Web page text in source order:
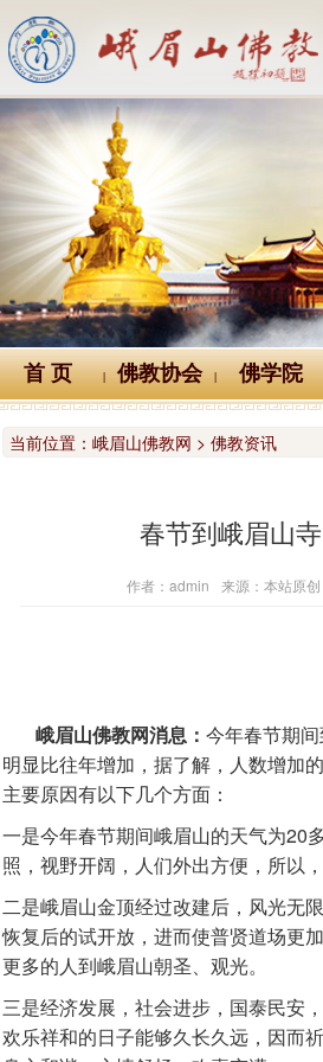
首 页 | 佛教协会 | 佛学院
当前位置： 峨眉山佛教网 > 佛教资讯
春节到峨眉山
作者：admin 来源：本站原创
峨眉山佛教网消息： 今年春节期
明显比往年增加，据了解，人数增加
主要原因有以下几个方面：
一是今年春节期间峨眉山的天气为20
照，视野开阔，人们外出方便，所以
二是峨眉山金顶经过改建后，风光无
恢复后的试开放，进而使普贤道场更
更多的人到峨眉山朝圣、观光。
三是经济发展，社会进步，国泰民安
欢乐祥和的日子能够久长久远，因而